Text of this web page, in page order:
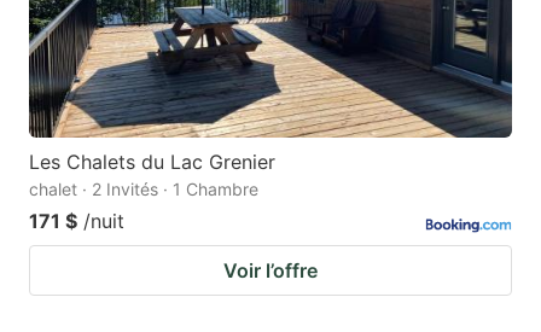
Les Chalets du Lac Grenier
chalet · 2 Invités · 1 Chambre
171 $ /nuit
Voir l’offre